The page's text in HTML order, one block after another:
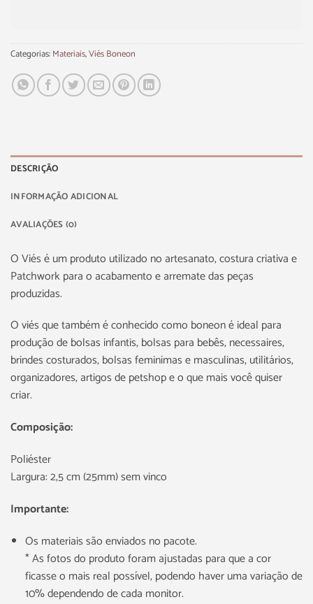
Categorias:Materiais,Viés Boneon
DESCRIÇÃO
INFORMAÇÃO ADICIONAL
AVALIAÇÕES (0)
O Viés é um produto utilizado no artesanato, costura criativa e
Patchwork para o acabamento e arremate das peças
produzidas.
O viés que também é conhecido como boneon é ideal para
produção de bolsas infantis, bolsas para bebês, necessaires,
brindes costurados, bolsas feminimas e masculinas, utilitários,
organizadores, artigos de petshop e o que mais você quiser
criar.
Composição:
Poliéster
Largura: 2,5 cm (25mm) sem vinco
Importante:
Os materiais são enviados no pacote.
* As fotos do produto foram ajustadas para que a cor
ficasse o mais real possível, podendo haver uma variação de
10% dependendo de cada monitor.